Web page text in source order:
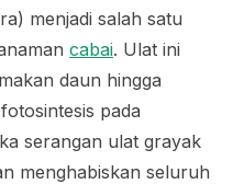
) menjadi salah satu
cabai. Ulat ini
daun hingga
pada
serangan ulat grayak
menghabiskan seluruh